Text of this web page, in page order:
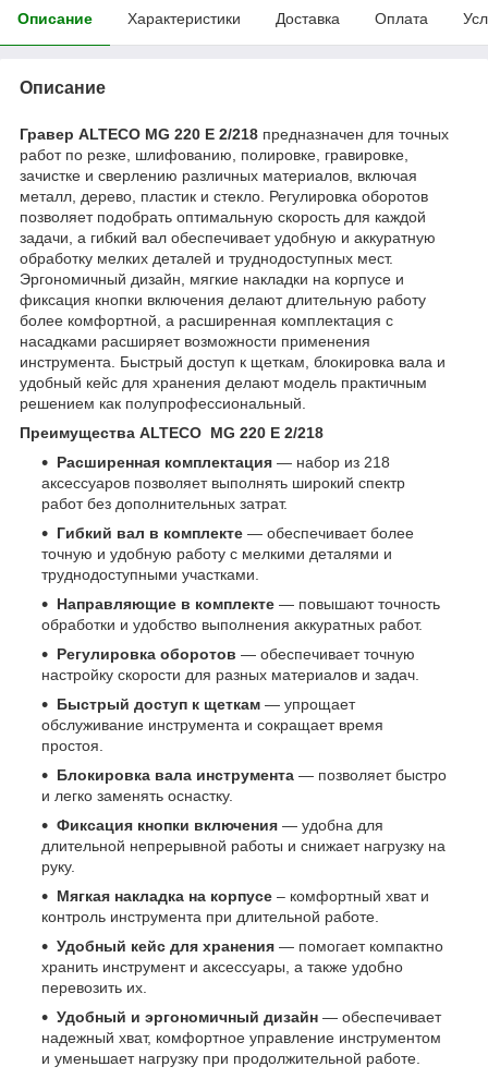
Описание Характеристики Доставка Оплата
Описание
Гравер ALTECO MG 220 E 2/218 предназначен для точных
работ по резке, шлифованию, полировке, гравировке,
зачистке и сверлению различных материалов, включая
металл, дерево, пластик и стекло. Регулировка оборотов
позволяет подобрать оптимальную скорость для каждой
задачи, а гибкий вал обеспечивает удобную и аккуратную
обработку мелких деталей и труднодоступных мест.
Эргономичный дизайн, мягкие накладки на корпусе и
фиксация кнопки включения делают длительную работу
более комфортной, а расширенная комплектация с
насадками расширяет возможности применения
инструмента. Быстрый доступ к щеткам, блокировка вала и
удобный кейс для хранения делают модель практичным
решением как полупрофессиональный.
Преимущества ALTECO MG 220 E 2/218
Расширенная комплектация — набор из 218
аксессуаров позволяет выполнять широкий спектр
работ без дополнительных затрат.
Гибкий вал в комплекте — обеспечивает более
точную и удобную работу с мелкими деталями и
труднодоступными участками.
Направляющие в комплекте — повышают точность
обработки и удобство выполнения аккуратных работ.
Регулировка оборотов — обеспечивает точную
настройку скорости для разных материалов и задач.
Быстрый доступ к щеткам — упрощает
обслуживание инструмента и сокращает время
простоя.
Блокировка вала инструмента — позволяет быстро
и легко заменять оснастку.
Фиксация кнопки включения — удобна для
длительной непрерывной работы и снижает нагрузку на
руку.
Мягкая накладка на корпусе – комфортный хват и
контроль инструмента при длительной работе.
Удобный кейс для хранения — помогает компактно
хранить инструмент и аксессуары, а также удобно
перевозить их.
Удобный и эргономичный дизайн — обеспечивает
надежный хват, комфортное управление инструментом
и уменьшает нагрузку при продолжительной работе.